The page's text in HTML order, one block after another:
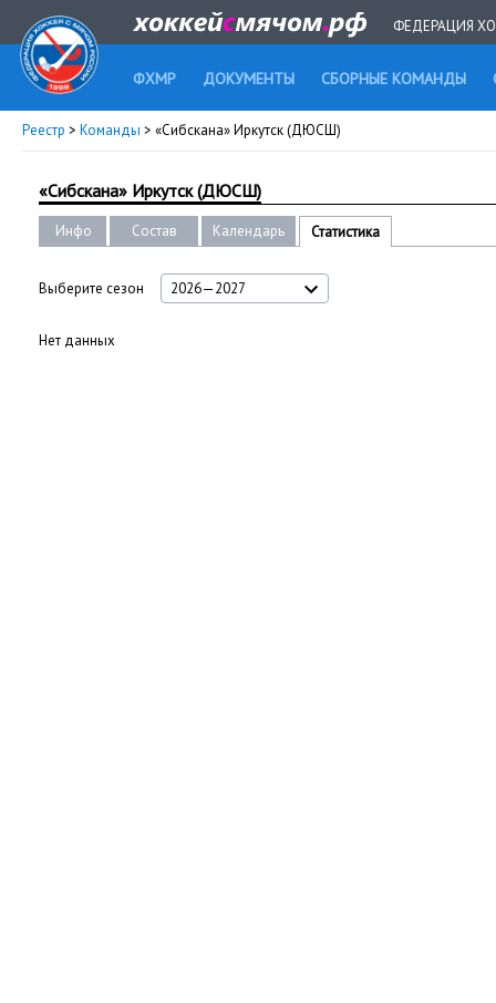
ФЕДЕРАЦИЯ
ФХМР ДОКУМЕНТЫ СБОРНЫЕ КОМАНДЫ
Реестр > Команды > «Сибскана» Иркутск (ДЮСШ)
«Сибскана» Иркутск (ДЮСШ)
Инфо Состав Календарь Статистика
Выберите сезон 2026—2027
Нет данных